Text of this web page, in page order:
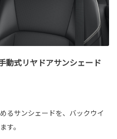
動式リヤドアサンシェード
るサンシェードを、バックウイ
す。